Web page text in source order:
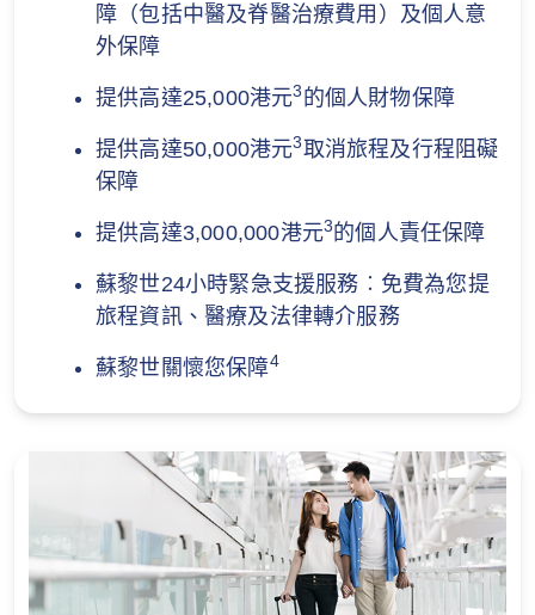
障（包括中醫及脊醫治療費用）及個人意
外保障
提供高達25,000港元3 的個人財物保障
提供高達50,000港元3取消旅程及行程阻礙
保障
提供高達3,000,000港元3的個人責任保障
蘇黎世24小時緊急支援服務︰免費為您提
旅程資訊、醫療及法律轉介服務
蘇黎世關懷您保障4